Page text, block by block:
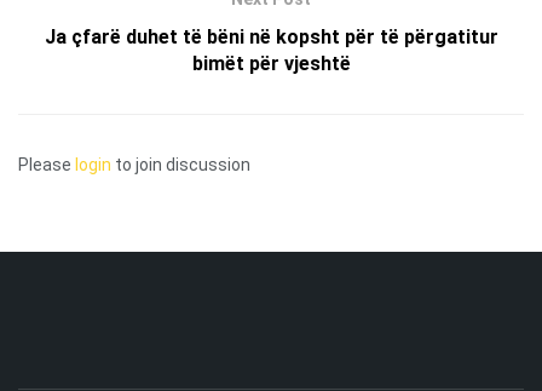
Ja çfarë duhet të bëni në kopsht për të përgatitur
bimët për vjeshtë
Please login to join discussion